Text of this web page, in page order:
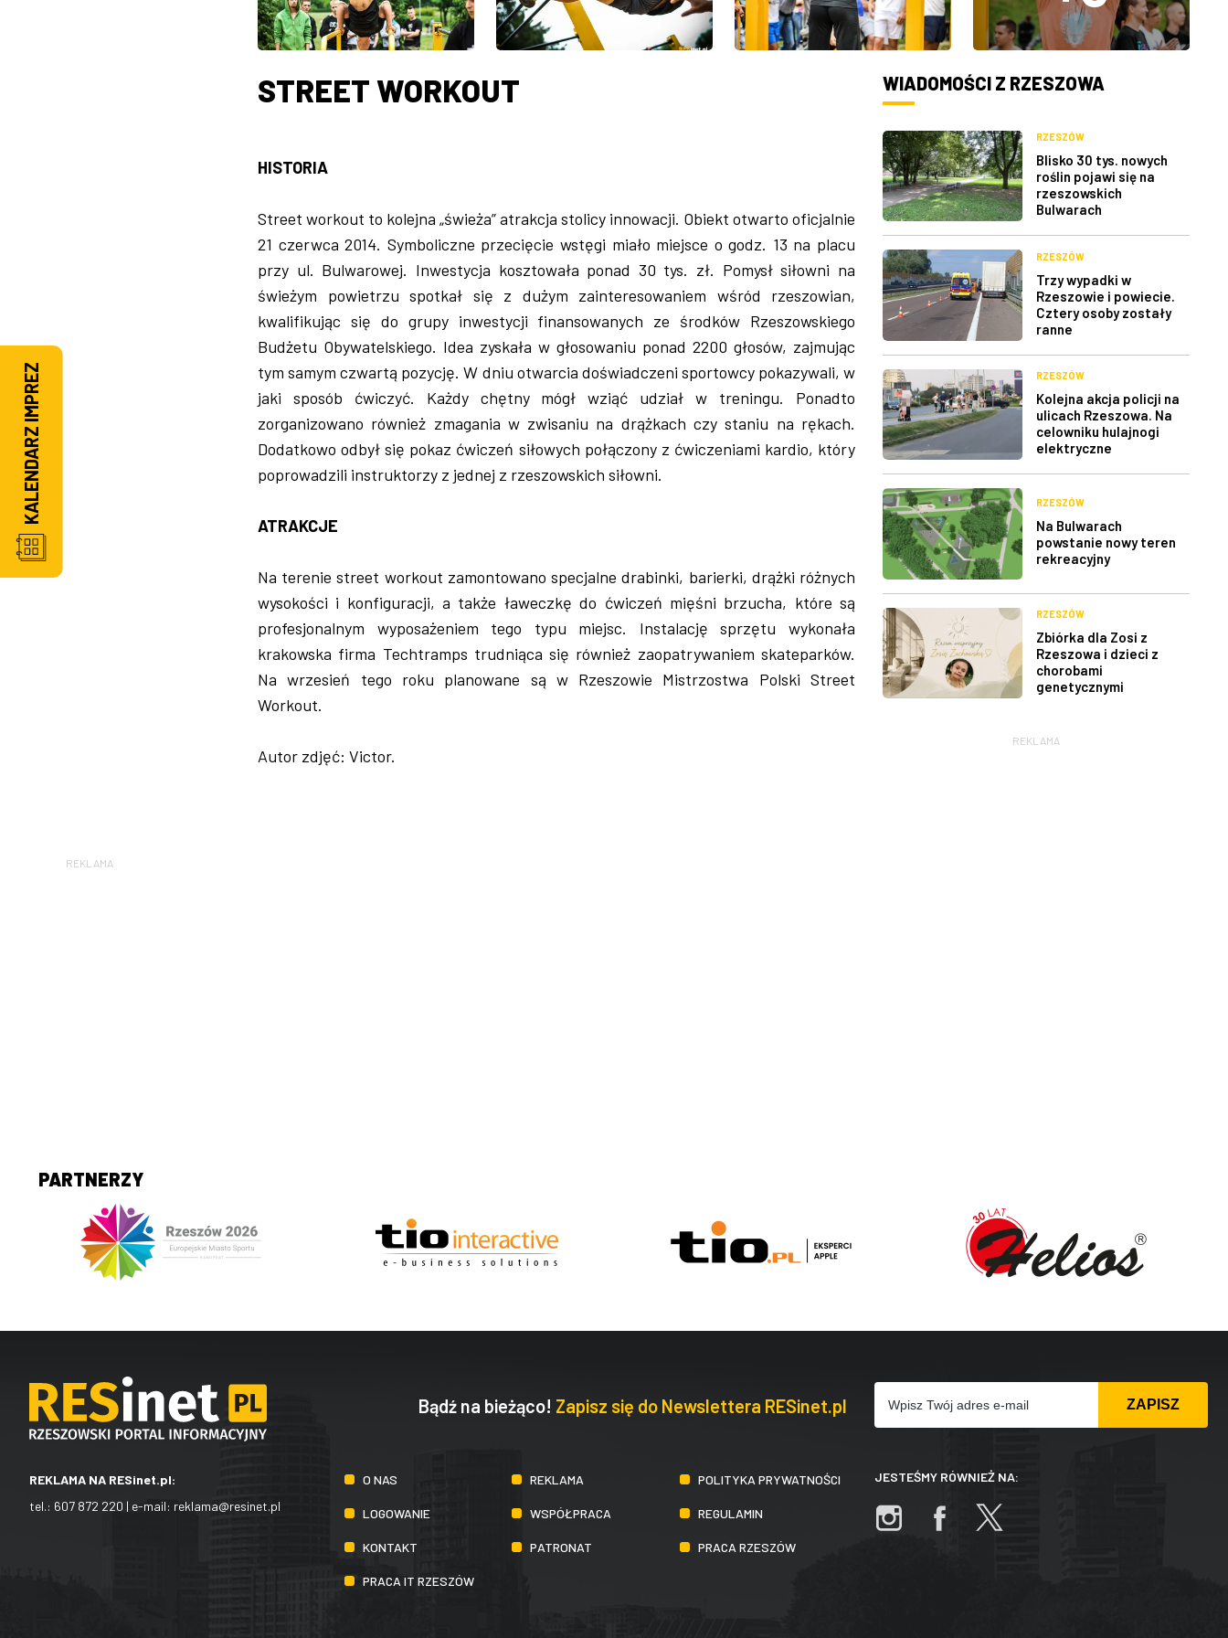
STREET WORKOUT
HISTORIA
Street workout to kolejna „świeża” atrakcja stolicy innowacji. Obiekt otwarto oficjalnie
21 czerwca 2014. Symboliczne przecięcie wstęgi miało miejsce o godz. 13 na placu
przy ul. Bulwarowej. Inwestycja kosztowała ponad 30 tys. zł. Pomysł siłowni na
świeżym powietrzu spotkał się z dużym zainteresowaniem wśród rzeszowian,
kwalifikując się do grupy inwestycji finansowanych ze środków Rzeszowskiego
Budżetu Obywatelskiego. Idea zyskała w głosowaniu ponad 2200 głosów, zajmując
tym samym czwartą pozycję. W dniu otwarcia doświadczeni sportowcy pokazywali, w
jaki sposób ćwiczyć. Każdy chętny mógł wziąć udział w treningu. Ponadto
zorganizowano również zmagania w zwisaniu na drążkach czy staniu na rękach.
Dodatkowo odbył się pokaz ćwiczeń siłowych połączony z ćwiczeniami kardio, który
poprowadzili instruktorzy z jednej z rzeszowskich siłowni.
ATRAKCJE
Na terenie street workout zamontowano specjalne drabinki, barierki, drążki różnych
wysokości i konfiguracji, a także ławeczkę do ćwiczeń mięśni brzucha, które są
profesjonalnym wyposażeniem tego typu miejsc. Instalację sprzętu wykonała
krakowska firma Techtramps trudniąca się również zaopatrywaniem skateparków.
Na wrzesień tego roku planowane są w Rzeszowie Mistrzostwa Polski Street
Workout.
Autor zdjęć: Victor.
WIADOMOŚCI Z RZESZOWA
RZESZÓW
Blisko 30 tys. nowych
roślin pojawi się na
rzeszowskich
Bulwarach
RZESZÓW
Trzy wypadki w
Rzeszowie i powiecie.
Cztery osoby zostały
ranne
RZESZÓW
Kolejna akcja policji na
ulicach Rzeszowa. Na
celowniku hulajnogi
elektryczne
RZESZÓW
Na Bulwarach
powstanie nowy teren
rekreacyjny
RZESZÓW
Zbiórka dla Zosi z
Rzeszowa i dzieci z
chorobami
genetycznymi
REKLAMA
REKLAMA
PARTNERZY
REKLAMA NA RESinet.pl:
tel.: 607 872 220 | e-mail: reklama@resinet.pl
Bądź na bieżąco! Zapisz się do Newslettera RESinet.pl
O NAS REKLAMA POLITYKA PRYWATNOŚCI
LOGOWANIE WSPÓŁPRACA REGULAMIN
KONTAKT PATRONAT PRACA RZESZÓW
PRACA IT RZESZÓW
JESTEŚMY RÓWNIEŻ NA:
KALENDARZ IMPREZ